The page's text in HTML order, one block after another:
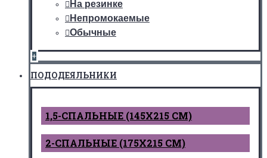
На резинке
Непромокаемые
Обычные
+
ПОДОДЕЯЛЬНИКИ
1,5-СПАЛЬНЫЕ (145Х215 СМ)
2-СПАЛЬНЫЕ (175Х215 СМ)